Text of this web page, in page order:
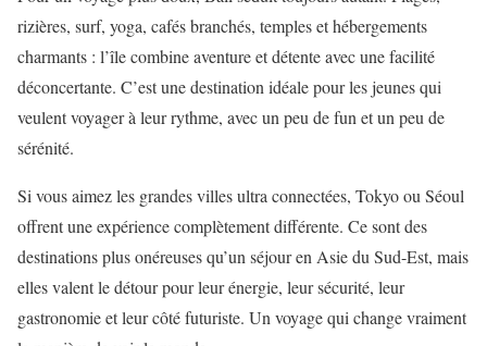
rizières, surf, yoga, cafés branchés, temples et hébergements
charmants : l’île combine aventure et détente avec une facilité
déconcertante. C’est une destination idéale pour les jeunes qui
veulent voyager à leur rythme, avec un peu de fun et un peu de
sérénité.
Si vous aimez les grandes villes ultra connectées, Tokyo ou Séoul
offrent une expérience complètement différente. Ce sont des
destinations plus onéreuses qu’un séjour en Asie du Sud-Est, mais
elles valent le détour pour leur énergie, leur sécurité, leur
gastronomie et leur côté futuriste. Un voyage qui change vraiment